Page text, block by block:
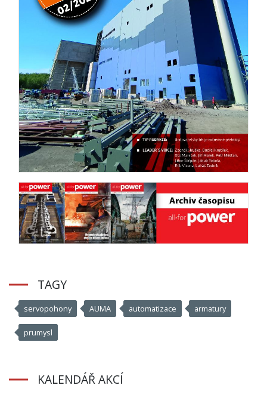
TAGY
servopohony AUMA automatizace armatury
prumysl
KALENDÁŘ AKCÍ